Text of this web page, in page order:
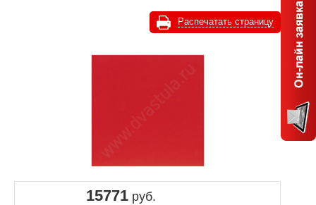
Распечатать страницу
15771руб.